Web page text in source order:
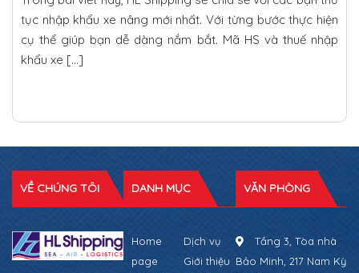
tục nhập khẩu xe nâng mới nhất. Với từng bước thực hiện
cụ thể giúp bạn dễ dàng nắm bắt. Mã HS và thuế nhập
khẩu xe […]
VỀ CHÚNG TÔI DANH MỤC
Home
page
Dịch vụ
Giới thiệu
VĂN PHÒNG
Tầng 3, Tòa nhà
Bảo Minh, 217 Nam Kỳ